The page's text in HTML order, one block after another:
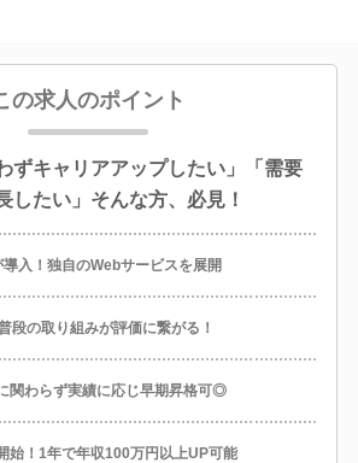
の求人のポイント
ずキャリアアップしたい」「需要
したい」そんな方、必見！
導入！独自のWebサービスを展開
段の取り組みが評価に繋がる！
関わらず実績に応じ早期昇格可◎
始！1年で年収100万円以上UP可能